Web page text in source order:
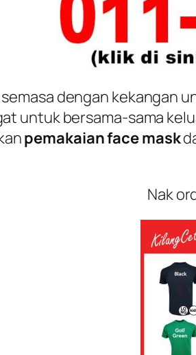
dengan kekangan
untuk bersama-sama
pemakaianface mask
Nak